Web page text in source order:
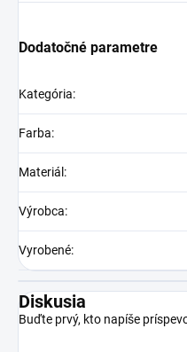
Dodatočné parametre
Kategória:
Farba:
Materiál :
Výrobca:
Vyrobené:
Diskusia
Buďte prvý, kto napíše